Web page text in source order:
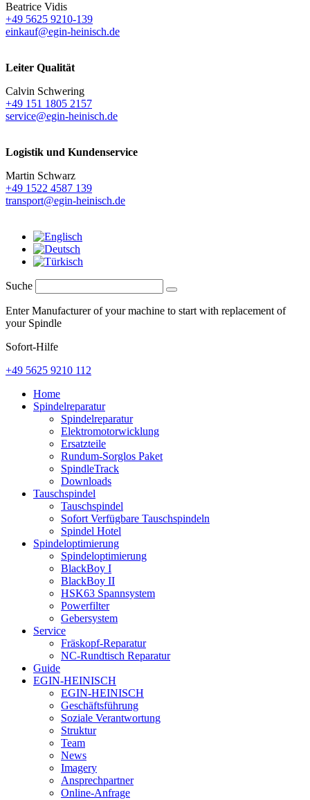
Beatrice Vidis
+49 5625 9210-139
einkauf@egin-heinisch.de
Leiter Qualität
Calvin Schwering
+49 151 1805 2157
service@egin-heinisch.de
Logistik und Kundenservice
Martin Schwarz
+49 1522 4587 139
transport@egin-heinisch.de
Suche
Enter Manufacturer of your machine to start with replacement of
your Spindle
Sofort-Hilfe
+49 5625 9210 112
Home
Spindelreparatur
Spindelreparatur
Elektromotorwicklung
Ersatzteile
Rundum-Sorglos Paket
SpindleTrack
Downloads
Tauschspindel
Tauschspindel
Sofort Verfügbare Tauschspindeln
Spindel Hotel
Spindeloptimierung
Spindeloptimierung
BlackBoy I
BlackBoy II
HSK63 Spannsystem
Powerfilter
Gebersystem
Service
Fräskopf-Reparatur
NC-Rundtisch Reparatur
Guide
EGIN-HEINISCH
EGIN-HEINISCH
Geschäftsführung
Soziale Verantwortung
Struktur
Team
News
Imagery
Ansprechpartner
Online-Anfrage